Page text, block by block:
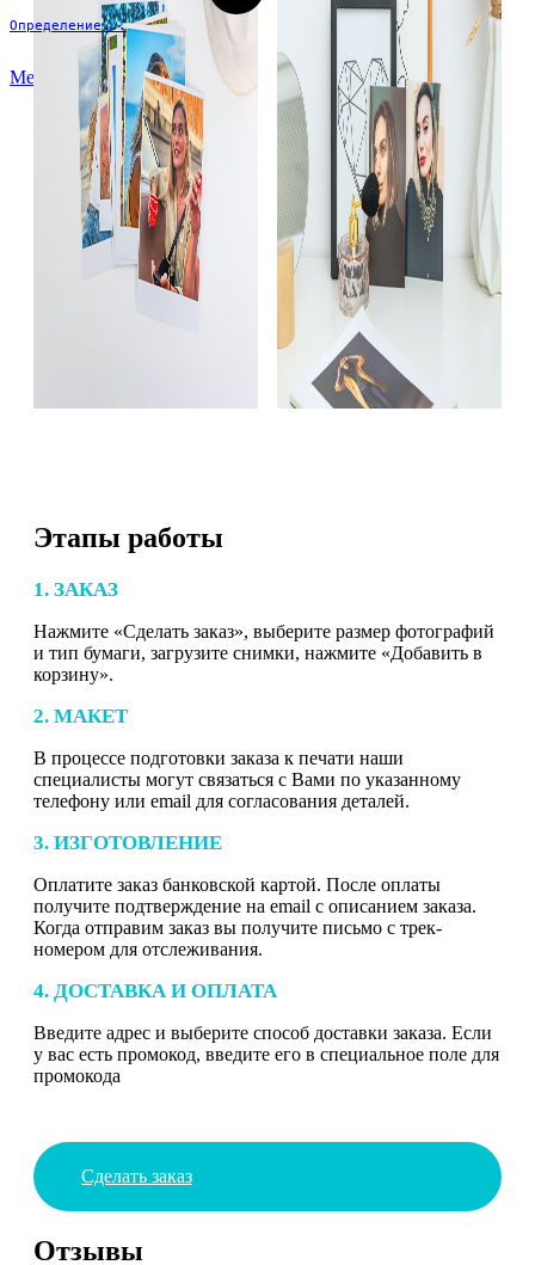
Определение...
Меню
Этапы работы
1. ЗАКАЗ
Нажмите «Сделать заказ», выберите размер фотографий
и тип бумаги, загрузите снимки, нажмите «Добавить в
корзину».
2. МАКЕТ
В процессе подготовки заказа к печати наши
специалисты могут связаться с Вами по указанному
телефону или email для согласования деталей.
3. ИЗГОТОВЛЕНИЕ
Оплатите заказ банковской картой. После оплаты
получите подтверждение на email с описанием заказа.
Когда отправим заказ вы получите письмо с трек-
номером для отслеживания.
4. ДОСТАВКА И ОПЛАТА
Введите адрес и выберите способ доставки заказа. Если
у вас есть промокод, введите его в специальное поле для
промокода
Сделать заказ
Отзывы